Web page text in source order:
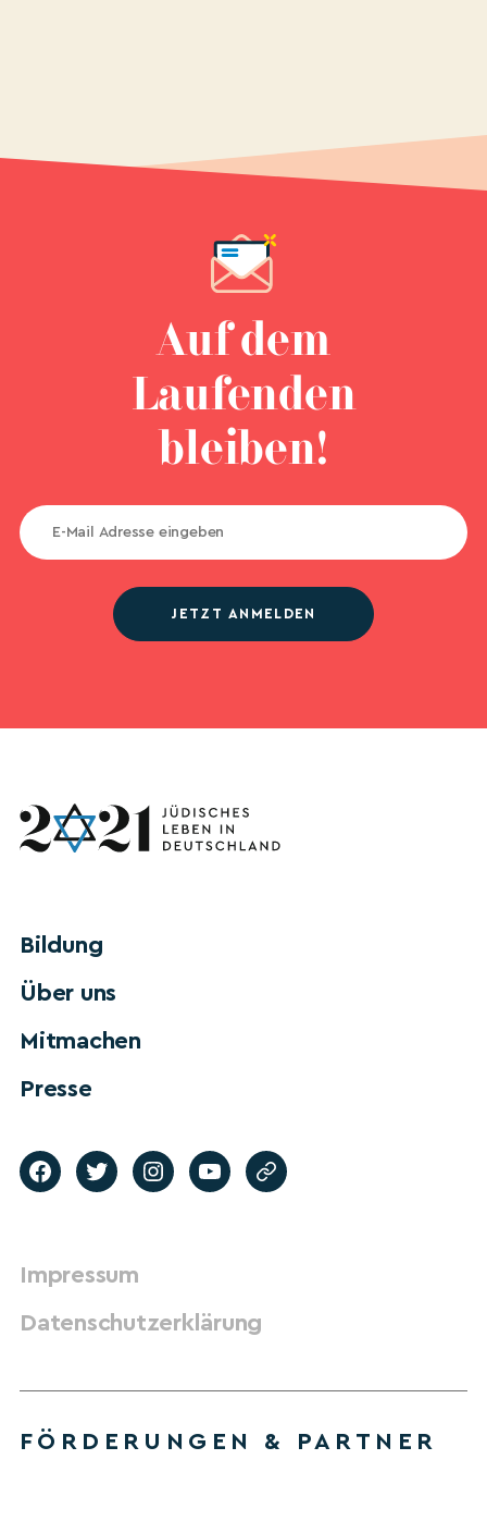
Auf dem
Laufenden
bleiben!
JETZT ANMELDEN
Bildung
Über uns
Mitmachen
Presse
Impressum
Datenschutzerklärung
FÖRDERUNGEN & PARTNER